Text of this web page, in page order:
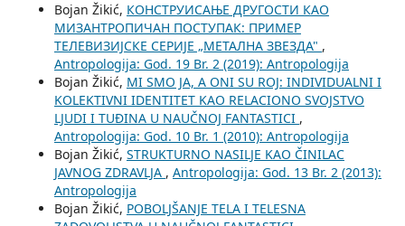
Bojan Žikić, КОНСТРУИСАЊЕ ДРУГОСТИ КАО
МИЗАНТРОПИЧАН ПОСТУПАК: ПРИМЕР
ТЕЛЕВИЗИЈСКЕ СЕРИЈЕ „МЕТАЛНА ЗВЕЗДА" ,
Antropologija: God. 19 Br. 2 (2019): Antropologija
Bojan Žikić, MI SMO JA, A ONI SU ROJ: INDIVIDUALNI I
KOLEKTIVNI IDENTITET KAO RELACIONO SVOJSTVO
LJUDI I TUĐINA U NAUČNOJ FANTASTICI ,
Antropologija: God. 10 Br. 1 (2010): Antropologija
Bojan Žikić, STRUKTURNO NASILJE KAO ČINILAC
JAVNOG ZDRAVLJA , Antropologija: God. 13 Br. 2 (2013):
Antropologija
Bojan Žikić, POBOLJŠANJE TELA I TELESNA